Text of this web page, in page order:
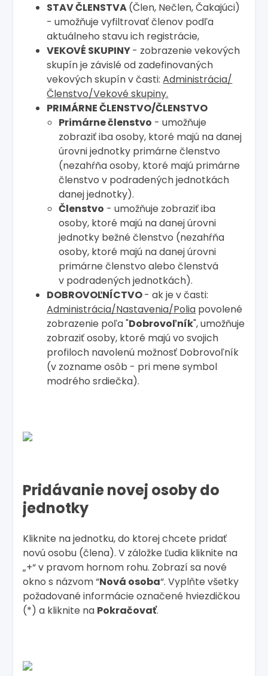
STAV ČLENSTVA(Člen, Nečlen, Čakajúci)
- umožňuje vyfiltrovať členov podľa
aktuálneho stavu ich registrácie,
VEKOVÉ SKUPINY- zobrazenie vekových
skupín je závislé od zadefinovaných
vekových skupín v časti:Administrácia/
Členstvo/Vekové skupiny.
PRIMÁRNE ČLENSTVO/ČLENSTVO
Primárne členstvo - umožňuje
zobraziť iba osoby, ktoré majú na danej
úrovni jednotky primárne členstvo
(nezahŕňa osoby, ktoré majú primárne
členstvo v podradených jednotkách
danej jednotky).
Členstvo - umožňuje zobraziť iba
osoby, ktoré majú na danej úrovni
jednotky bežné členstvo (nezahŕňa
osoby, ktoré majú na danej úrovni
primárne členstvo alebo členstvá
v podradených jednotkách).
DOBROVOĽNÍCTVO- ak je v časti:
Administrácia/Nastavenia/Polia povolené
zobrazenie poľa "Dobrovoľník", umožňuje
zobraziť osoby, ktoré majú vo svojich
profiloch navolenú možnosť Dobrovoľník
(v zozname osôb - pri mene symbol
modrého srdiečka).
Pridávanie novej osoby do
jednotky
Kliknite na jednotku, do ktorej chcete pridať
novú osobu (člena). V záložke Ľudia kliknite na
„+“ v pravom hornom rohu. Zobrazí sa nové
okno s názvom “Nová osoba“. Vyplňte všetky
požadované informácie označené hviezdičkou
(*) a kliknite na Pokračovať.